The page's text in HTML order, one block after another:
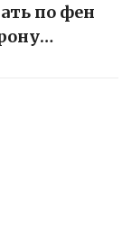
по фен
для